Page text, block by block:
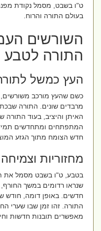
ט"ו בשבט, מסמל נקודת
בעולם התורה והרוח.
השורשים
התורה לטבע
העץ כמשל לתורה
כשם שהעץ מורכב משורשים,
מרבדים שונים. התורה שבכתב
האיתן והיציב, בעוד התורה
המתפתחים ומתחדשים תמיד.
חדש הצומח מתוך הגזע
מחזוריות וצמיחה
בטבע, ט"ו בשבט מסמל את
שנראו רדומים במשך החורף,
חדשים. באופן דומה, חודש
התורה. זהו זמן שבו שערי
מאפשרים תובנות חדשות